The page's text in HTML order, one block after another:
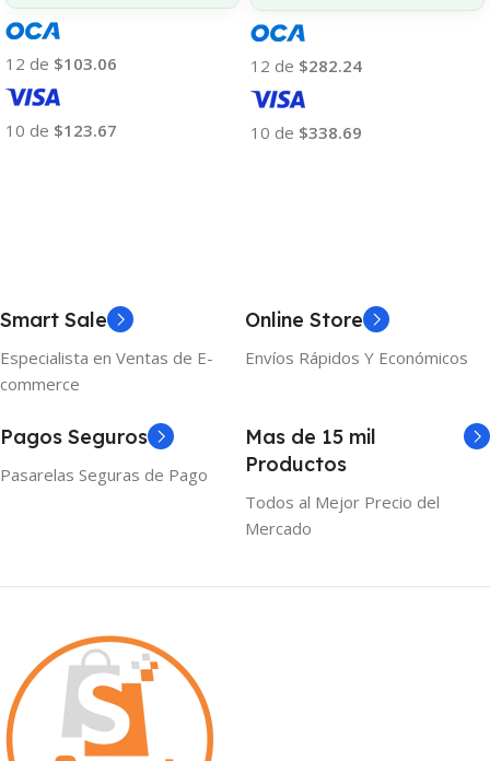
12 de $103.06
10 de $123.67
12 de $282.24
10 de $338.69
Smart Sale
Especialista en Ventas de E-
commerce
Online Store
Envíos Rápidos Y Económicos
Pagos Seguros
Pasarelas Seguras de Pago
Mas de 15 mil
Productos
Todos al Mejor Precio del
Mercado